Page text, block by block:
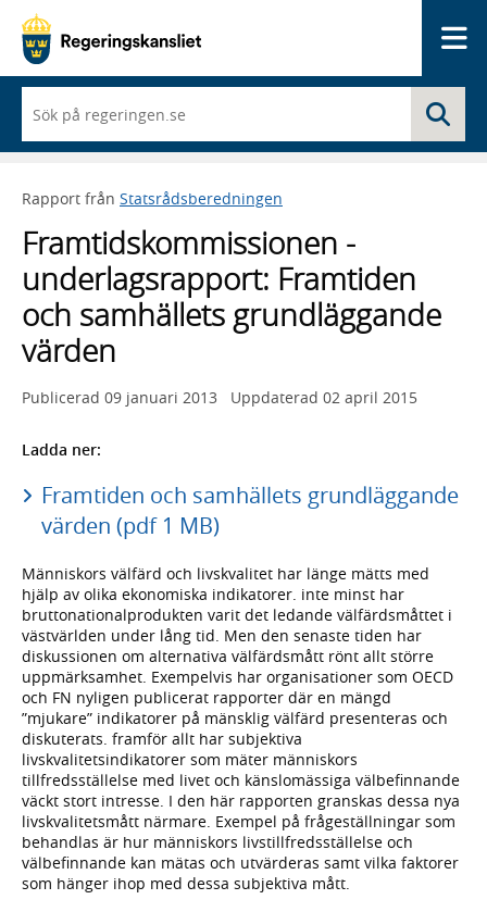
du
börjar
skriva
framträder
lista
med
sökförslag
Rapport från Statsrådsberedningen
Framtidskommissionen -
underlagsrapport: Framtiden
och samhällets grundläggande
värden
Publicerad 09 januari 2013 Uppdaterad 02 april 2015
Ladda ner:
Framtiden och samhällets grundläggande
värden (pdf 1 MB)
Människors välfärd och livskvalitet har länge mätts med
hjälp av olika ekonomiska indikatorer. inte minst har
bruttonationalprodukten varit det ledande välfärdsmåttet i
västvärlden under lång tid. Men den senaste tiden har
diskussionen om alternativa välfärdsmått rönt allt större
uppmärksamhet. Exempelvis har organisationer som OECD
och FN nyligen publicerat rapporter där en mängd
”mjukare” indikatorer på mänsklig välfärd presenteras och
diskuterats. framför allt har subjektiva
livskvalitetsindikatorer som mäter människors
tillfredsställelse med livet och känslomässiga välbefinnande
väckt stort intresse. I den här rapporten granskas dessa nya
livskvalitetsmått närmare. Exempel på frågeställningar som
behandlas är hur människors livstillfredsställelse och
välbefinnande kan mätas och utvärderas samt vilka faktorer
som hänger ihop med dessa subjektiva mått.